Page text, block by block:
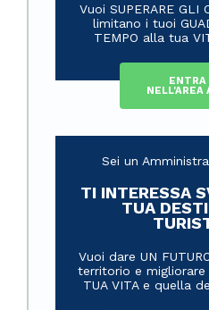
Vuoi SUPERARE GLI
limitano i tuoi
TEMPO alla tua
ENTRA
NELL'AREA
Sei un
TI INTERESSA
TUA
Vuoi dare UN
territorio e migliorare
TUA VITA e quella